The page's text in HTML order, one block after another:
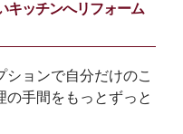
キッチンへリフォーム
ョンで自分だけのこ
の手間をもっとずっと